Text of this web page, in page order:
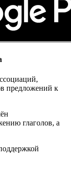
предложений к
глаголов, а